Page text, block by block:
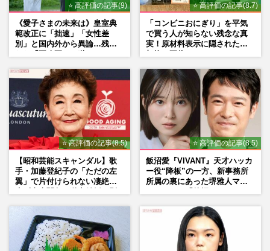
⭐ 高評価の記事(9)
《愛子さまの未来は》皇室典
範改正に「拙速」「女性差
別」と国内外から異論…残さ
⭐ 高評価の記事(8.7)
「コンビニおにぎり」を平気
で買う人が知らない残念な真
実！原材料表示に隠された添
⭐ 高評価の記事(8.5)
【昭和芸能スキャンダル】歌
手・加藤登紀子の「ただの左
翼」で片付けられない凄絶半
⭐ 高評価の記事(8.5)
飯沼愛『VIVANT』天才ハッカ
ー役“降板”の一方、新事務所
所属の裏にあった堺雅人マネ